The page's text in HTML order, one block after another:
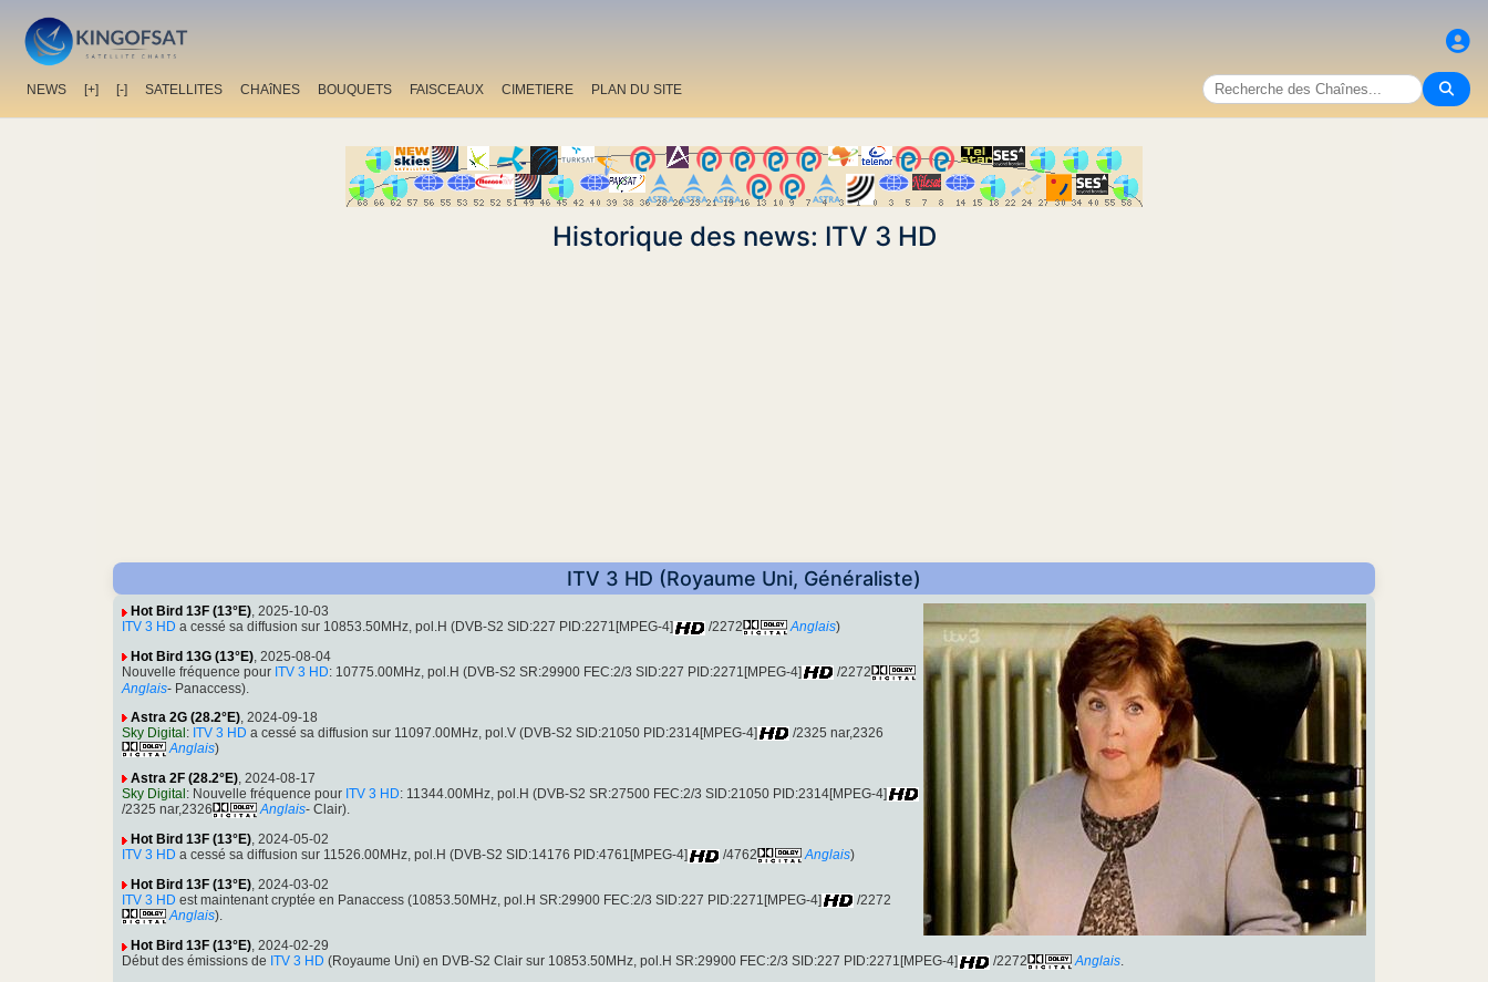
NEWS [+] [-] SATELLITES CHAîNES BOUQUETS FAISCEAUX CIMETIERE PLAN DU SITE
Historique des news: ITV 3 HD
ITV 3 HD (Royaume Uni, Généraliste)
Hot Bird 13F (13°E), 2025-10-03
ITV 3 HD a cessé sa diffusion sur 10853.50MHz, pol.H (DVB-S2 SID:227 PID:2271[MPEG-4] /2272 Anglais)
Hot Bird 13G (13°E), 2025-08-04
Nouvelle fréquence pour ITV 3 HD: 10775.00MHz, pol.H (DVB-S2 SR:29900 FEC:2/3 SID:227 PID:2271[MPEG-4]
/2272
Anglais- Panaccess).
Astra 2G (28.2°E), 2024-09-18
Sky Digital : ITV 3 HD a cessé sa diffusion sur 11097.00MHz, pol.V (DVB-S2 SID:21050 PID:2314[MPEG-4]
/2325 nar,2326
Anglais)
Astra 2F (28.2°E), 2024-08-17
Sky Digital : Nouvelle fréquence pour ITV 3 HD: 11344.00MHz, pol.H (DVB-S2 SR:27500 FEC:2/3 SID:21050 PID:2314[MPEG-4]
/2325 nar,2326
Anglais- Clair).
Hot Bird 13F (13°E), 2024-05-02
ITV 3 HD a cessé sa diffusion sur 11526.00MHz, pol.H (DVB-S2 SID:14176 PID:4761[MPEG-4] /4762 Anglais)
Hot Bird 13F (13°E), 2024-03-02
ITV 3 HD est maintenant cryptée en Panaccess (10853.50MHz, pol.H SR:29900 FEC:2/3 SID:227 PID:2271[MPEG-4]
/2272
Anglais).
Hot Bird 13F (13°E), 2024-02-29
Début des émissions de ITV 3 HD (Royaume Uni) en DVB-S2 Clair sur 10853.50MHz, pol.H SR:29900 FEC:2/3 SID:227 PID:2271[MPEG-4] /2272 Anglais.